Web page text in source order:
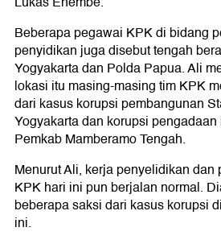
Beberapa pegawai KPK di bidang
penyidikan juga disebut tengah
Yogyakarta dan Polda Papua. Ali
lokasi itu masing-masing tim KPK
dari kasus korupsi pembangunan
Yogyakarta dan korupsi
Pemkab Mamberamo Tengah.
Menurut Ali, kerja penyelidikan
KPK hari ini pun berjalan normal.
beberapa saksi dari kasus korupsi
ini.